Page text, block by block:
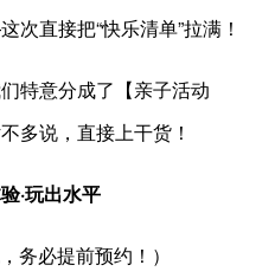
直接把“快乐清单”拉满！
特意分成了【亲子活动
多说，直接上干货！
·玩出水平
务必提前预约！）